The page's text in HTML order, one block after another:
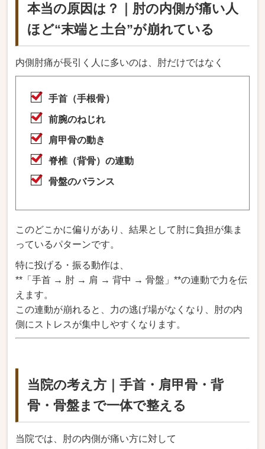
本当の原因は？｜肘の内側が痛い人
ほど“末端と土台”が崩れている
内側肘痛が長引く人に多いのは、肘だけではなく
手首（手根骨）
前腕のねじれ
肩甲骨の動き
脊椎（背骨）の連動
骨盤のバランス
このどこかに偏りがあり、結果として肘に負担が集ま
っているパターンです。
特に投げる・振る動作は、
**「手首 → 肘 → 肩 → 背中 → 骨盤」**の連動で力を伝
えます。
この連動が崩れると、力の逃げ場がなくなり、肘の内
側にストレスが集中しやすくなります。
当院の考え方｜手首・肩甲骨・背
骨・骨盤まで一体で整える
当院では、肘の内側が痛い方に対して